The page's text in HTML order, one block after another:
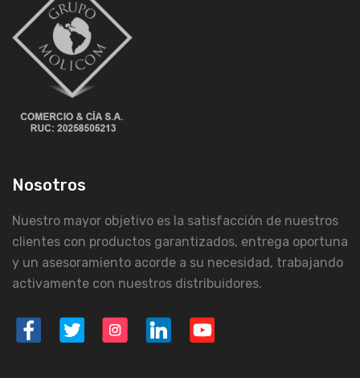
Nosotros
Nuestro mayor objetivo es la satisfacción de nuestros
clientes con productos garantizados, entrega oportuna
y un asesoramiento acorde a su necesidad, trabajando
activamente con nuestros distribuidores.